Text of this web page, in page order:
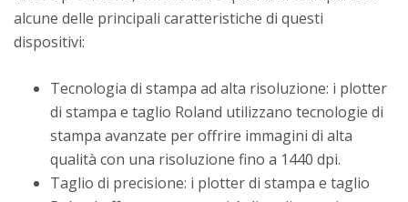
alcune delle principali caratteristiche di questi
dispositivi:
Tecnologia di stampa ad alta risoluzione: i plotter
di stampa e taglio Roland utilizzano tecnologie di
stampa avanzate per offrire immagini di alta
qualità con una risoluzione fino a 1440 dpi.
Taglio di precisione: i plotter di stampa e taglio